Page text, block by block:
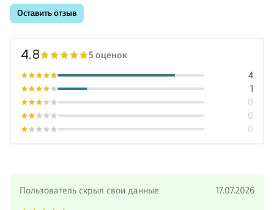
Оставить отзыв
4.8 5 оценок
0
0
0
1
4
Пользователь скрыл свои данные 17.07.2026